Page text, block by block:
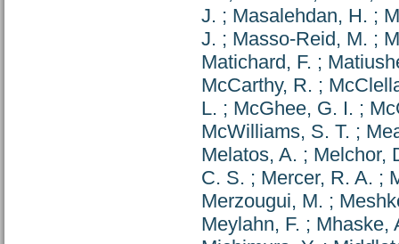
J. ; Masalehdan, H. ;
J. ; Masso-Reid, M. ;
Matichard, F. ;
McCarthy, R. ;
L. ; McGhee, G. I. ;
McWilliams, S. T. ;
Melatos, A. ; Melchor,
C. S. ; Mercer, R. A. ;
Merzougui, M. ;
Meylahn, F. ; Mhaske,